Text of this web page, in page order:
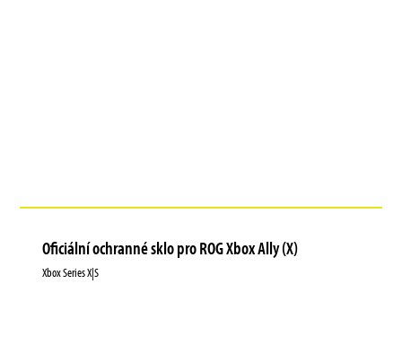
Oficiální ochranné sklo pro ROG Xbox Ally (X)
Xbox Series X|S